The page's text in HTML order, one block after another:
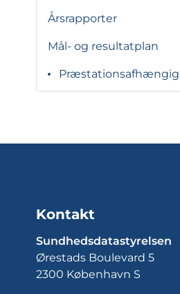
Årsrapporter
Mål- og resultatplan
Præstationsafhængig
Kontakt
Sundhedsdatastyrelsen
Ørestads Boulevard 5
2300 København S